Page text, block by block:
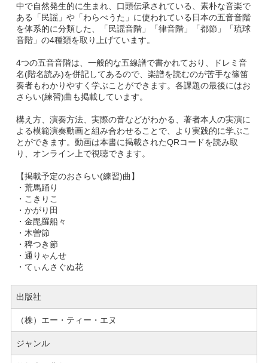
中で自然発生的に生まれ、口頭伝承されている、素朴な音楽で
ある「民謡」や「わらべうた」に使われている日本の五音音階
を体系的に分類した、「民謡音階」「律音階」「都節」「琉球
音階」の4種類を取り上げています。
4つの五音音階は、一般的な五線譜で書かれており、ドレミ音
名(階名読み)を併記してあるので、楽譜を読むのが苦手な篠笛
奏者もわかりやすく学ぶことができます。各課題の最後にはお
さらい(練習)曲も掲載しています。
構え方、演奏方法、実際の音などがわかる、著者本人の実演に
よる模範演奏動画と組み合わせることで、より実践的に学ぶこ
とができます。動画は本書に掲載されたQRコードを読み取
り、オンライン上で視聴できます。
【掲載予定のおさらい(練習)曲】
・荒馬踊り
・こきりこ
・かがり田
・金毘羅船々
・木曽節
・稗つき節
・通りゃんせ
・てぃんさぐぬ花
出版社
（株）エー・ティー・エヌ
ジャンル